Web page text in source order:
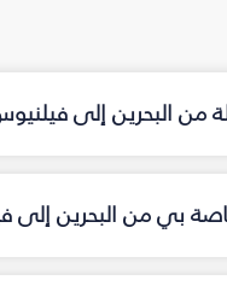
من البحرين إلى
بي من البحرين إلى